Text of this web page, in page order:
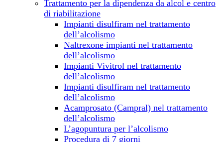
Trattamento per la dipendenza da alcol e centro
di riabilitazione
Impianti disulfiram nel trattamento
dell’alcolismo
Naltrexone impianti nel trattamento
dell’alcolismo
Impianti Vivitrol nel trattamento
dell’alcolismo
Impianti disulfiram nel trattamento
dell’alcolismo
Acamprosato (Campral) nel trattamento
dell’alcolismo
L’agopuntura per l’alcolismo
Procedura di 7 giorni